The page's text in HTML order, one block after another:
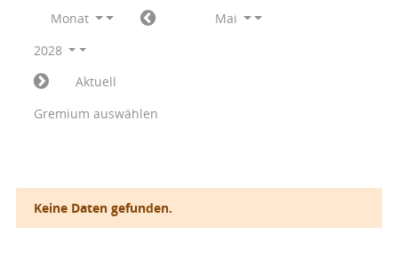
Monat
Mai
2028
Aktuell
Gremium auswählen
Keine Daten gefunden.